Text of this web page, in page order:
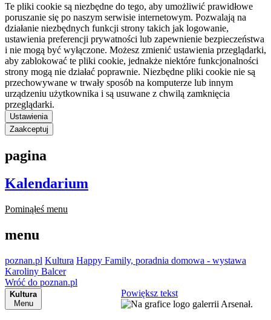
Te pliki cookie są niezbędne do tego, aby umożliwić prawidłowe
poruszanie się po naszym serwisie internetowym. Pozwalają na
działanie niezbędnych funkcji strony takich jak logowanie,
ustawienia preferencji prywatności lub zapewnienie bezpieczeństwa
i nie mogą być wyłączone. Możesz zmienić ustawienia przeglądarki,
aby zablokować te pliki cookie, jednakże niektóre funkcjonalności
strony mogą nie działać poprawnie. Niezbędne pliki cookie nie są
przechowywane w trwały sposób na komputerze lub innym
urządzeniu użytkownika i są usuwane z chwilą zamknięcia
przeglądarki.
Ustawienia
Zaakceptuj
pagina
Kalendarium
Pominąłeś menu
menu
poznan.pl Kultura Happy Family, poradnia domowa - wystawa
Karoliny Balcer
Wróć do poznan.pl
Kultura
Menu
Powiększ tekst